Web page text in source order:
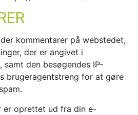
kommentarer på webstedet,
der er angivet i
samt den besøgendes IP-
brugeragentstreng for at gøre
er oprettet ud fra din e-